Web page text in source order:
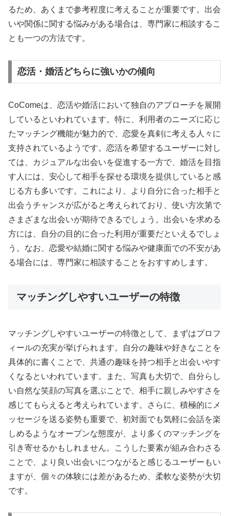
るため、あくまで参考程度に考えることが重要です。出会
いや関係に関する悩みがある場合は、専門家に相談するこ
とも一つの方法です。
恋活・婚活どちらに強いかの傾向
CoComeは、恋活や婚活において独自のアプローチを展開
しているといわれています。特に、利用者のニーズに応じ
たマッチング機能が魅力的で、恋愛を真剣に考える人々に
支持されているようです。恋活を希望するユーザーに対し
ては、カジュアルな出会いを促進する一方で、婚活を目指
す人には、安心して相手を探せる環境を提供していると感
じる方も多いです。これにより、より自分に合った相手と
出会うチャンスが広がると考えられており、使い方次第で
さまざまな出会いが期待できるでしょう。出会いを求める
方には、自分の目的に合った利用が重要だといえるでしょ
う。なお、恋愛や結婚に関する悩みや健康面での不安があ
る場合には、専門家に相談することをおすすめします。
マッチングしやすいユーザーの特徴
マッチングしやすいユーザーの特徴として、まずはプロフ
ィールの充実が挙げられます。自分の趣味や好きなことを
具体的に書くことで、共通の趣味を持つ相手と出会いやす
くなるといわれています。また、写真も大切で、自分らし
い自然な笑顔の写真を選ぶことで、相手に親しみやすさを
感じてもらえると考えられています。さらに、積極的にメ
ッセージを送る姿勢も重要で、初対面でも気軽に会話を楽
しめるようなオープンな態度が、より多くのマッチングを
引き寄せるかもしれません。こうした要素が組み合わさる
ことで、より良い出会いにつながると感じるユーザーもい
ますが、個々の体験には差があるため、柔軟な姿勢が大切
です。